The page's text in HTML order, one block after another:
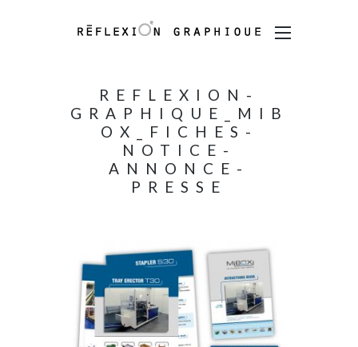
REFLEXION-
GRAPHIQUE_MIB
OX_FICHES-
NOTICE-
ANNONCE-
PRESSE